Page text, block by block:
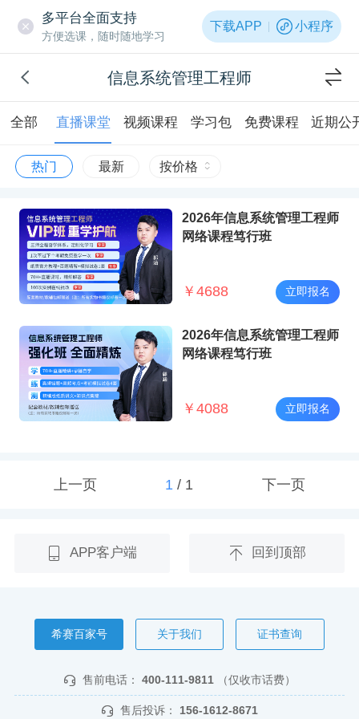
多平台全面支持
方便选课，随时随地学习
下载APP 小程序
信息系统管理工程师
全部 直播课堂 视频课程 学习包 免费课程 近期公
热门 最新 按价格
2026年信息系统管理工程师
网络课程笃行班
￥ 4688 立即报名
2026年信息系统管理工程师
网络课程笃行班
￥ 4088 立即报名
上一页 1/ 1 下一页
APP客户端 回到顶部
希赛百家号 关于我们 证书查询
售前电话： 400-111-9811 （仅收市话费）
售后投诉： 156-1612-8671